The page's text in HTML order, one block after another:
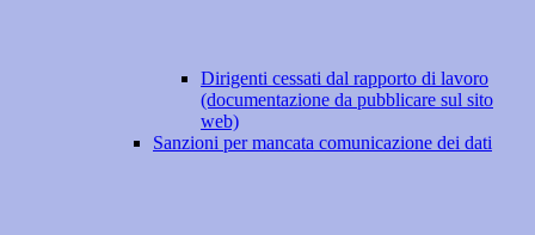
Dirigenti cessati dal rapporto di lavoro
(documentazione da pubblicare sul sito
web)
Sanzioni per mancata comunicazione dei dati